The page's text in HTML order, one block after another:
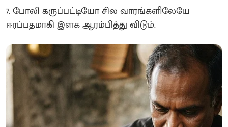
7. போலி கருப்பட்டியோ சில வாரங்களிலேயே
ஈரப்பதமாகி இளக ஆரம்பித்து விடும்.